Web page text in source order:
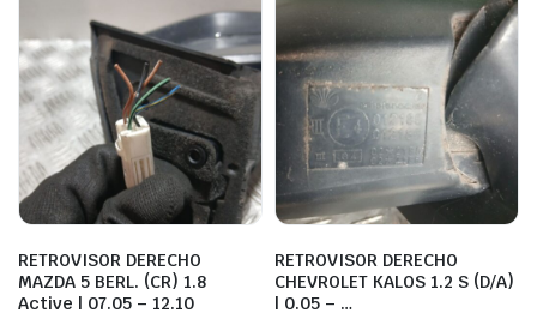
RETROVISOR DERECHO
MAZDA 5 BERL. (CR) 1.8
Active | 07.05 – 12.10
RETROVISOR DERECHO
CHEVROLET KALOS 1.2 S (D/A)
| 0.05 – …